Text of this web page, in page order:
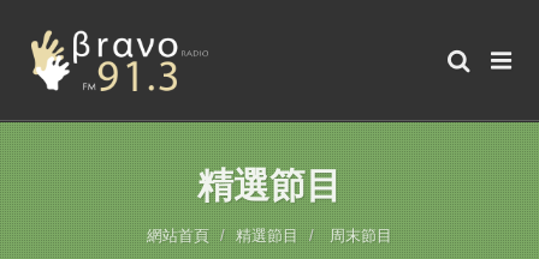
精選節目
網站首頁 精選節目 周末節目